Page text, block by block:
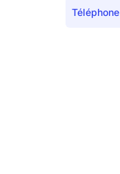
Téléphone